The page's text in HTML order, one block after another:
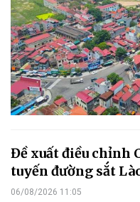
Đề xuất điều chỉnh
tuyến đường sắt
06/08/2026 11:05